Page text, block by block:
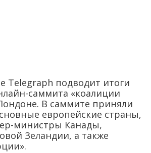
Telegraph подводит итоги
саммита «коалиции
В саммите приняли
европейские страны,
министры Канады,
Зеландии, а также